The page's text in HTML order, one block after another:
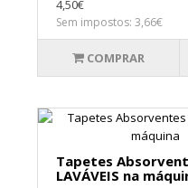
4,50€
Sem impostos: 3,66€
COMPRAR
Tapetes
LAVÁVEIS na